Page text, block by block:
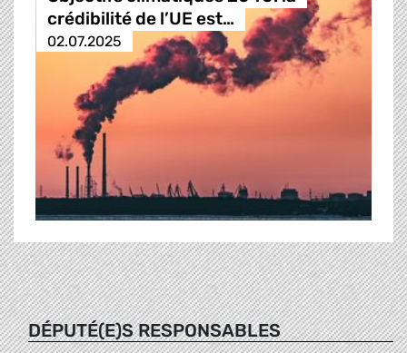
crédibilité de l’UE est…
02.07.2025
DÉPUTÉ(E)S RESPONSABLES